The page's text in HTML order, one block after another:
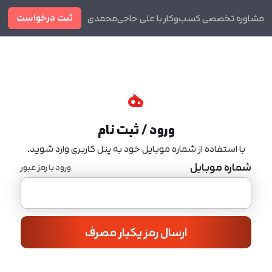
مشاوره تخصصی کسب‌وکار با علی حاجی‌محمدی ثبت درخواست
ورود / ثبت نام
با استفاده از شماره موبایل خود به پنل کاربری وارد شوید.
شماره موبایل ورود با رمز عبور
ارسال رمز یکبار مصرف